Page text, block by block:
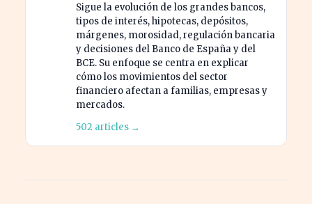
Sigue la evolución de los grandes bancos,
tipos de interés, hipotecas, depósitos,
márgenes, morosidad, regulación bancaria
y decisiones del Banco de España y del
BCE. Su enfoque se centra en explicar
cómo los movimientos del sector
financiero afectan a familias, empresas y
mercados.
502 articles →